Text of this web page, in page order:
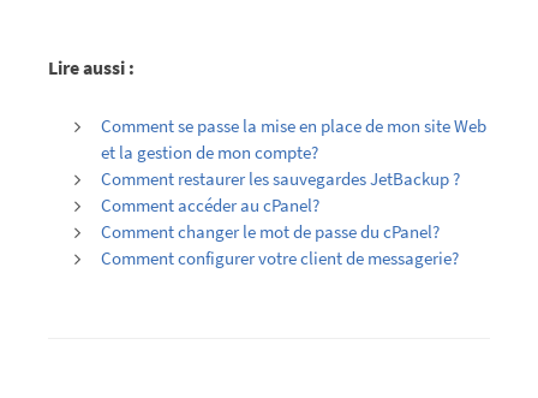
Lire aussi :
Comment se passe la mise en place de mon site Web
et la gestion de mon compte?
Comment restaurer les sauvegardes JetBackup ?
Comment accéder au cPanel?
Comment changer le mot de passe du cPanel?
Comment configurer votre client de messagerie?